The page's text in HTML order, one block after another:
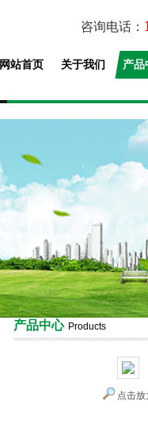
咨询电话：
网站首页 关于我们 产品
产品中心 Products
点击放